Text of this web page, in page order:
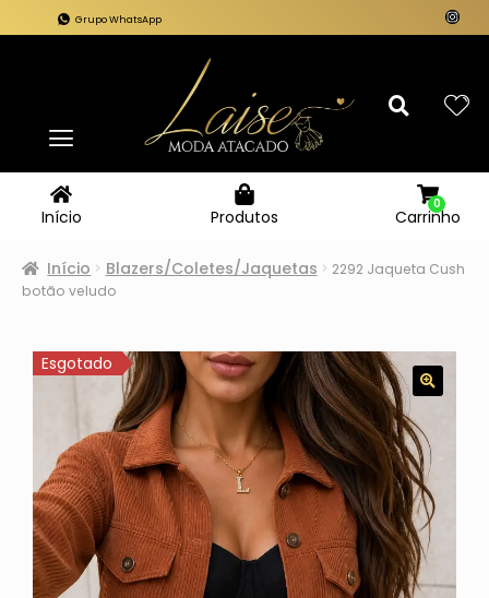
Grupo WhatsApp
Início Produtos Carrinho
0
Início Blazers/Coletes/Jaquetas
2292 Jaqueta Cush
botão veludo
Esgotado